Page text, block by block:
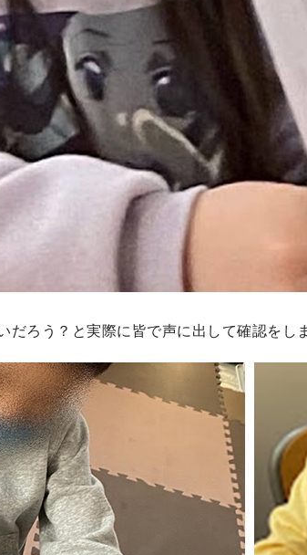
だろう？と実際に皆で声に出して確認をし